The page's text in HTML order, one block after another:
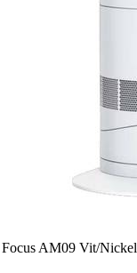
AM09 Vit/Nickel